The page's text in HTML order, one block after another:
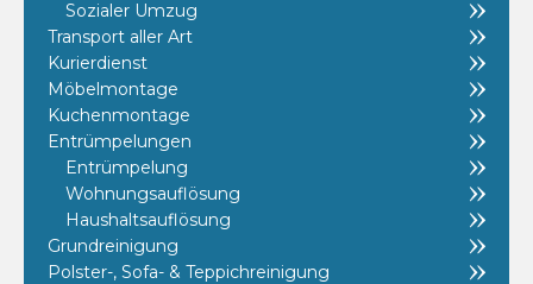
Sozialer Umzug
Transport aller Art
Kurierdienst
Möbelmontage
Kuchenmontage
Entrümpelungen
Entrümpelung
Wohnungsauflösung
Haushaltsauflösung
Grundreinigung
Polster-, Sofa- & Teppichreinigung